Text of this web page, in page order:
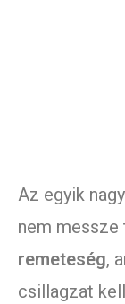
Az egyik
nem messze
remeteség,
csillagzat